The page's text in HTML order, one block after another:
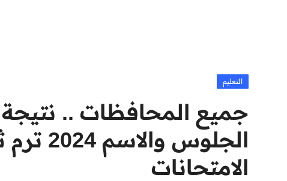
منوعات
التعليم
جميع المحافظات .. نتيجة
الجلوس
الامتحانات